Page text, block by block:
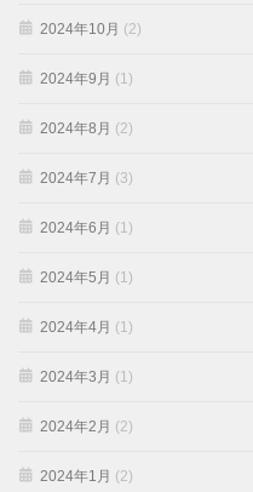
2024年10月 (2)
2024年9月 (1)
2024年8月 (2)
2024年7月 (3)
2024年6月 (1)
2024年5月 (1)
2024年4月 (1)
2024年3月 (1)
2024年2月 (2)
2024年1月 (2)